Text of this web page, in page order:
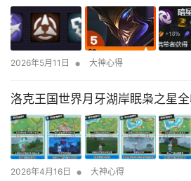
2026年5月11日 • 大神心得
洛克王国世界月牙湖岸眠枭之星
2026年4月16日 • 大神心得